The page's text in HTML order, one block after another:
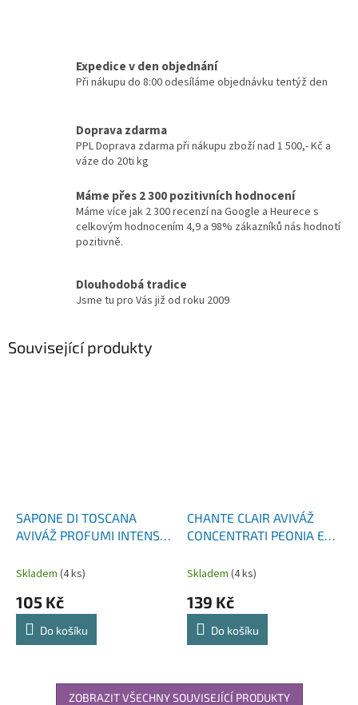
Expedice v den objednání
Při nákupu do 8:00 odesíláme objednávku tentýž den
Doprava zdarma
PPL Doprava zdarma při nákupu zboží nad 1 500,- Kč a
váze do 20ti kg
Máme přes 2 300 pozitivních hodnocení
Máme více jak 2 300 recenzí na Google a Heurece s
celkovým hodnocením 4,9 a 98% zákazníků nás hodnotí
pozitivně.
Dlouhodobá tradice
Jsme tu pro Vás již od roku 2009
Související produkty
SAPONE DI TOSCANA
AVIVÁŽ PROFUMI INTENSO
Skladem (4 ks)
105 Kč
Do košíku
CHANTE CLAIR AVIVÁŽ
CONCENTRATI PEONIA E
Skladem (4 ks)
139 Kč
Do košíku
ZOBRAZIT VŠECHNY SOUVISEJÍCÍ PRODUKTY